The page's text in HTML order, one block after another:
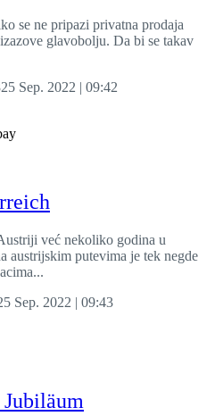
se ne pripazi privatna prodaja
glavobolju. Da bi se takav
25 Sep. 2022 | 09:42
već nekoliko godina u
austrijskim putevima je tek negde
Sep. 2022 | 09:43